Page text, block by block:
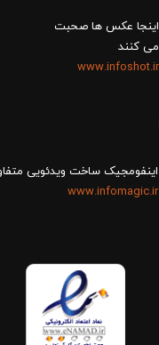
اینجا عکس ها صحبت
می کنند
www.infoshot.ir
اینفومجیک ساخت ویدئویی
www.infomagic.ir